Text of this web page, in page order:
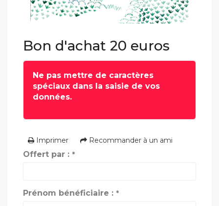
Bon d'achat 20 euros
Ne pas mettre de caractères
spéciaux dans la saisie de vos
données.
Imprimer Recommander à un ami
Offert par : *
Prénom bénéficiaire : *